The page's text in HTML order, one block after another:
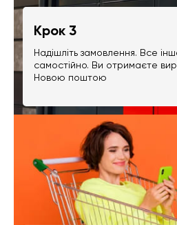
Крок 3
Надішліть замовлення. Все
самостійно. Ви отримаєте
Новою поштою